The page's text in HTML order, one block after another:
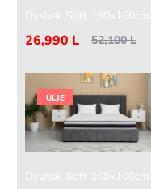
Dyshek Soft 190x160cm
52,100L
26,990 L
ULJE
Dyshek Soft 200x100cm